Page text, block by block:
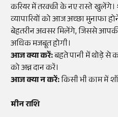
करियर में तरक्की के नए रास्ते खुलेंगे।
व्यापारियों को आज अच्छा मुनाफा
बेहतरीन अवसर मिलेंगे, जिससे
अधिक मजबूत होगी।
आज क्या करें:बहते पानी में थोड़े से
को अन्न दान करें।
आज क्या न करें:किसी भी काम में
मीन राशि